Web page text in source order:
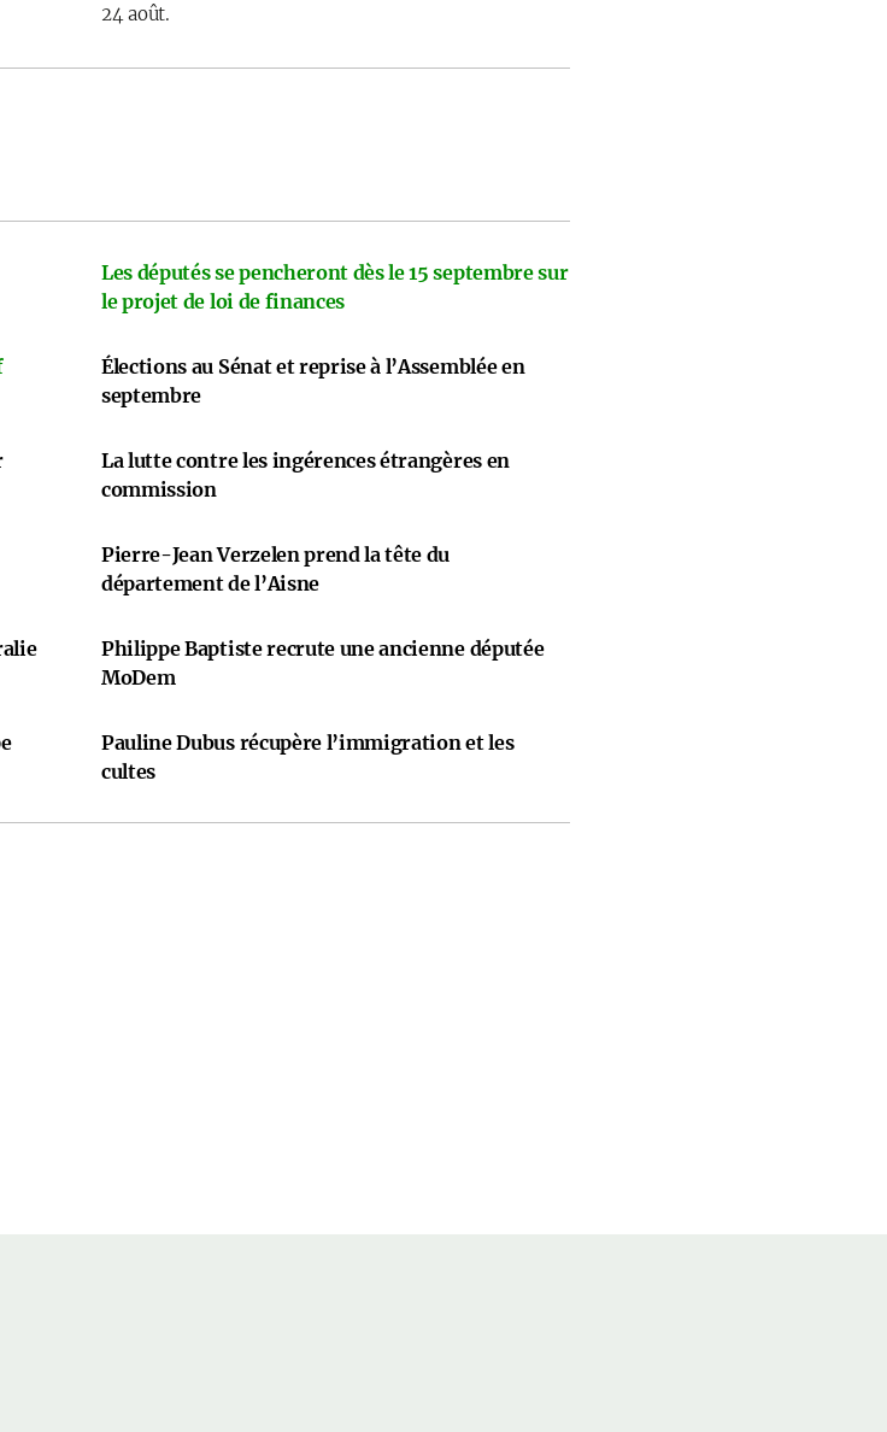
24 août.
Les députés se pencheront dès le 15 septembre sur
le projet de loi de finances
Élections au Sénat et reprise à l’Assemblée en
septembre
La lutte contre les ingérences étrangères en
commission
Pierre-Jean Verzelen prend la tête du
département de l’Aisne
Philippe Baptiste recrute une ancienne députée
MoDem
Pauline Dubus récupère l’immigration et les
cultes